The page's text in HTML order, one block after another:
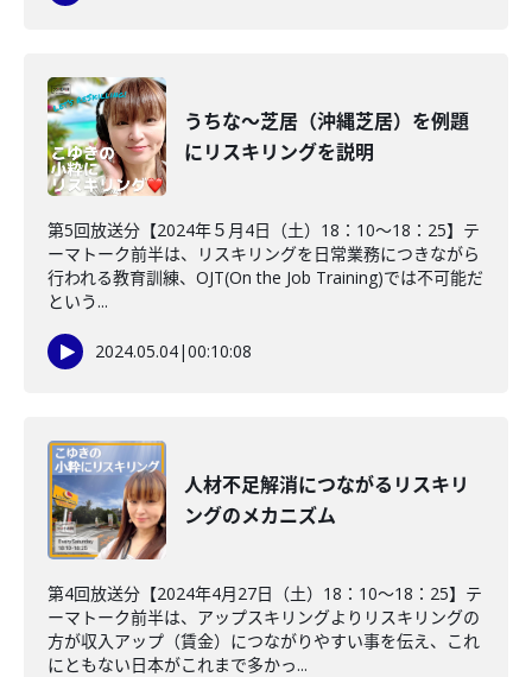
うちな～芝居（沖縄芝居）を例題
にリスキリングを説明
第5回放送分【2024年５月4日（土）18：10～18：25】テ
ーマトーク前半は、リスキリングを日常業務につきながら
行われる教育訓練、OJT(On the Job Training)では不可能だ
という...
2024.05.04|00:10:08
人材不足解消につながるリスキリ
ングのメカニズム
第4回放送分【2024年4月27日（土）18：10～18：25】テ
ーマトーク前半は、アップスキリングよりリスキリングの
方が収入アップ（賃金）につながりやすい事を伝え、これ
にともない日本がこれまで多かっ...